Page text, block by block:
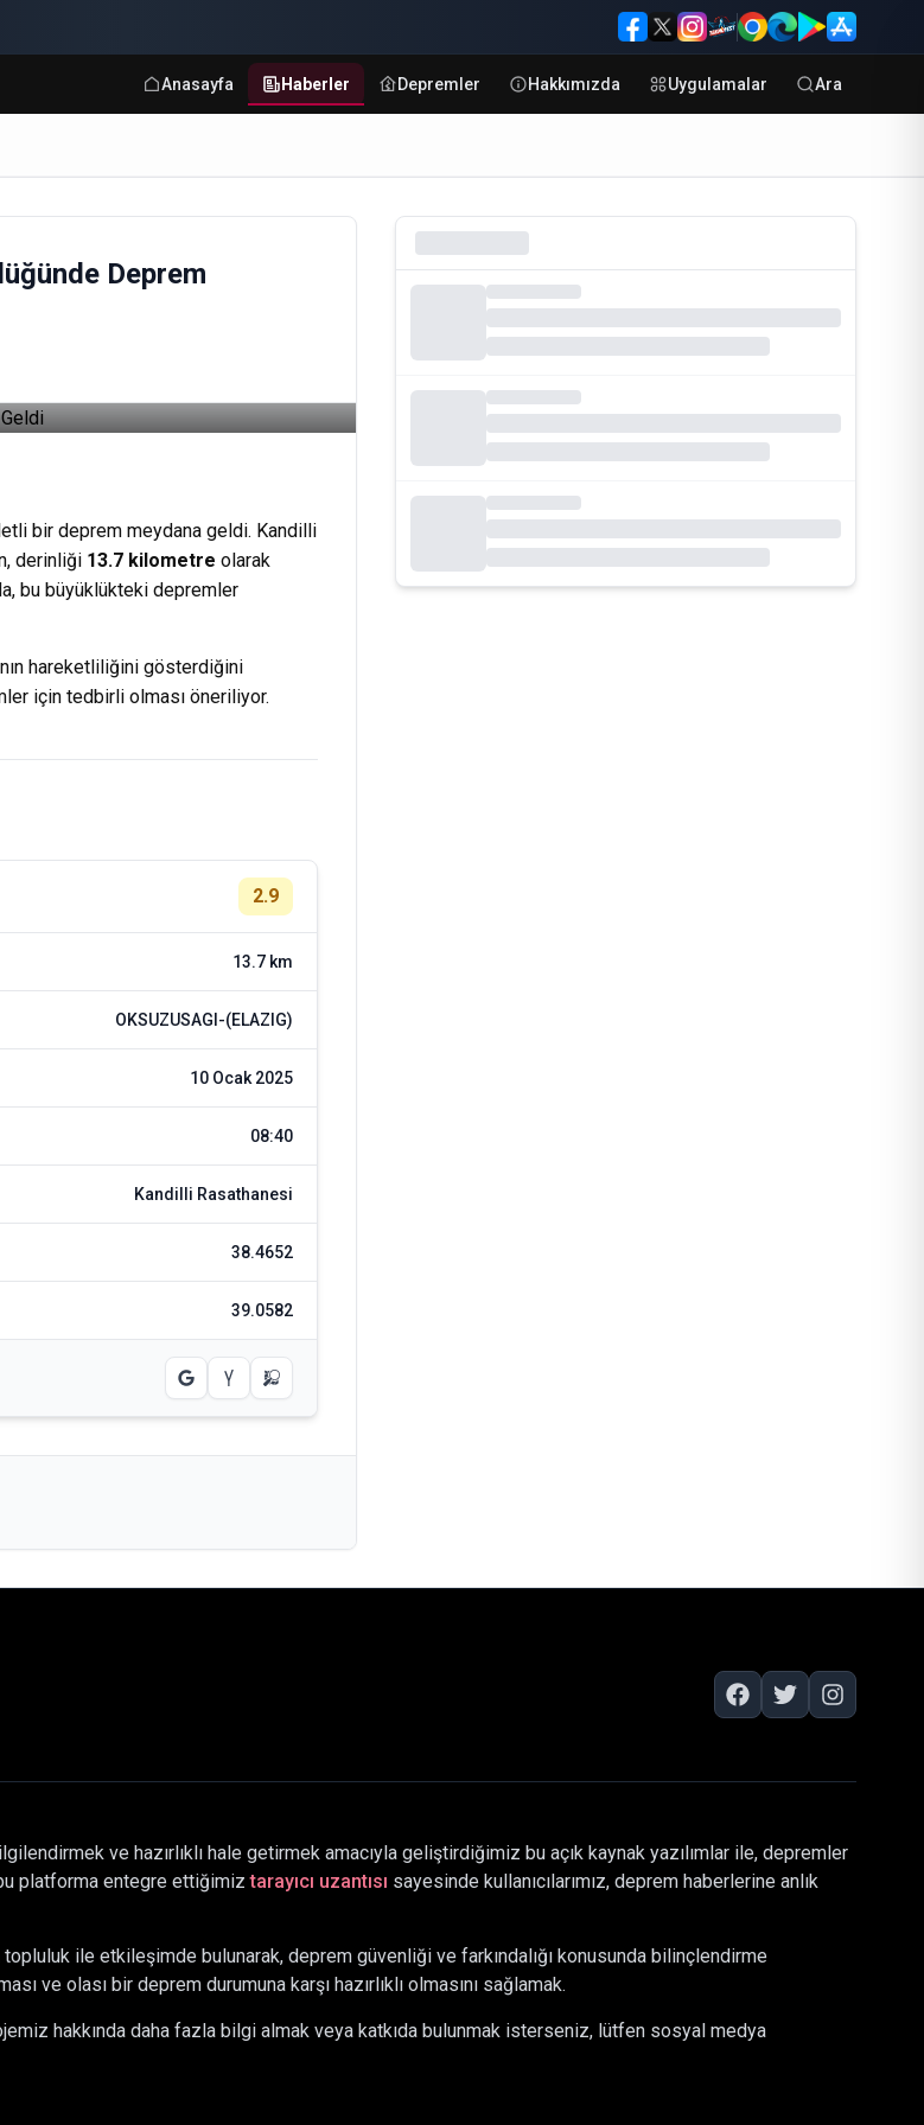
Anasayfa Haberler Depremler Hakkımızda Uygulamalar Ara
Deprem
bir deprem meydana geldi. Kandilli
derinliği 13.7 kilometre olarak
bu büyüklükteki depremler
hareketliliğini gösterdiğini
için tedbirli olması öneriliyor.
2.9
13.7 km
OKSUZUSAGI-(ELAZIG)
10 Ocak 2025
08:40
Kandilli Rasathanesi
38.4652
39.0582
ve hazırlıklı hale getirmek amacıyla geliştirdiğimiz bu açık kaynak yazılımlar ile, depremler
platforma entegre ettiğimiz tarayıcı uzantısı sayesinde kullanıcılarımız, deprem haberlerine anlık
ile etkileşimde bulunarak, deprem güvenliği ve farkındalığı konusunda bilinçlendirme
ve olası bir deprem durumuna karşı hazırlıklı olmasını sağlamak.
hakkında daha fazla bilgi almak veya katkıda bulunmak isterseniz, lütfen sosyal medya